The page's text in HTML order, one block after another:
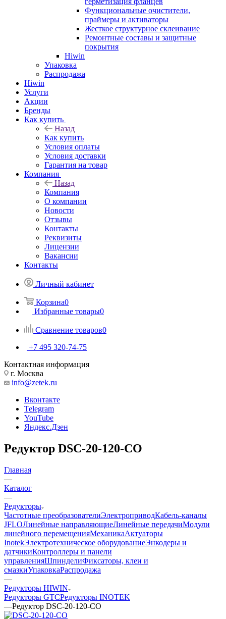
Функциональные очистители,
праймеры и активаторы
Жесткое структурное склеивание
Ремонтные составы и защитные
покрытия
Hiwin
Упаковка
Распродажа
Hiwin
Услуги
Акции
Бренды
Как купить
Назад
Как купить
Условия оплаты
Условия доставки
Гарантия на товар
Компания
Назад
Компания
О компании
Новости
Отзывы
Контакты
Реквизиты
Лицензии
Вакансии
Контакты
Личный кабинет
Корзина0
Избранные товары0
Сравнение товаров0
+7 495 320-74-75
Контактная информация
г. Москва
info@zetek.ru
Вконтакте
Telegram
YouTube
Яндекс.Дзен
Редуктор DSC-20-120-CO
Главная
—
Каталог
—
Редукторы
Частотные преобразователиЭлектроприводКабель-каналы
JFLOЛинейные направляющиеЛинейные передачиМодули
линейного перемещенияМеханикаАктуаторы
InotekЭлектротехническое оборудованиеЭнкодеры и
датчикиКонтроллеры и панели
управленияШпинделиФиксаторы, клеи и
смазкиУпаковкаРаспродажа
—
Редукторы HIWIN
Редукторы GTCРедукторы INOTEK
—Редуктор DSC-20-120-CO